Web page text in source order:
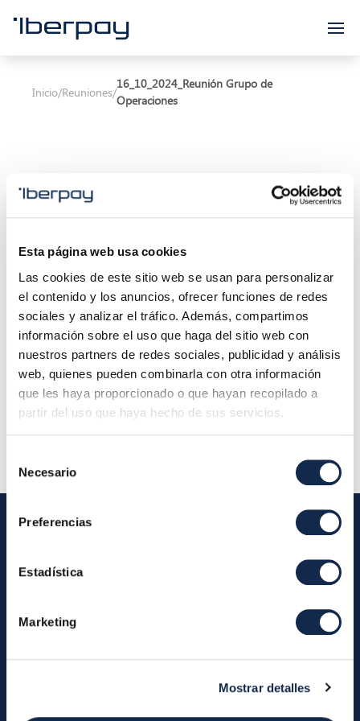
Esta página web usa cookies
Las cookies de este sitio web se usan para personalizar
el contenido y los anuncios, ofrecer funciones de redes
sociales y analizar el tráfico. Además, compartimos
información sobre el uso que haga del sitio web con
nuestros partners de redes sociales, publicidad y análisis
web, quienes pueden combinarla con otra información
que les haya proporcionado o que hayan recopilado a
partir del uso que haya hecho de sus servicios.
consentimiento
Necesario
Preferencias
Estadística
Marketing
Mostrar detalles
Iberpay
Inicio/Reuniones/
16_10_2024_Reunión Grupo de
Operaciones
Inicio de la reunión:16/10/2024 11:00
Final de la reunión:28/12/2023 13:30
Localización:Calle Marqués de Villamagna 6, 3ª
planta 28001 Madrid (Oficina Iberpay) - Consejo
de Administración
Descripción:
Iberpay
About us